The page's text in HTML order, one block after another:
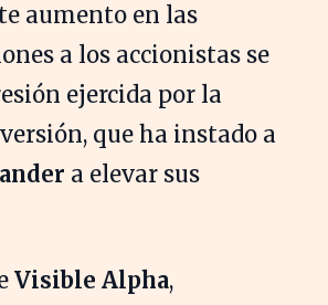
aumento en las
a los accionistas se
ejercida por la
que ha instado a
a elevar sus
Visible Alpha,